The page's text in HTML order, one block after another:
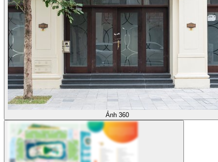
Ảnh 360